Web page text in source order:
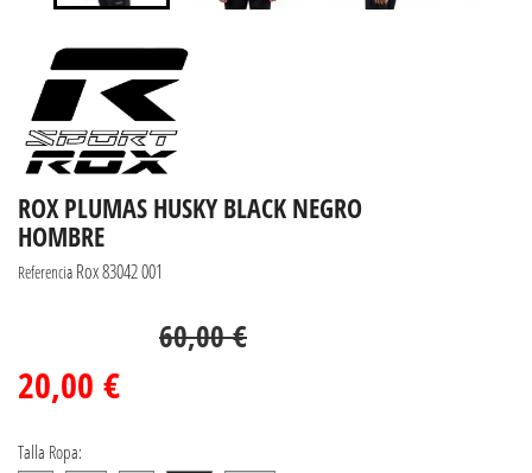
ROX PLUMAS HUSKY BLACK NEGRO
HOMBRE
Referencia Rox 83042 001
60,00 €
20,00 €
Talla Ropa: